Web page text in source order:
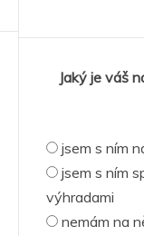
Jaký je váš
jsem s ním
jsem s ním
výhradami
nemám na